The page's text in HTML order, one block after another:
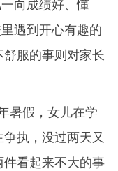
向成绩好、懂
遇到开心有趣的
服的事则对家长
假，女儿在学
执，没过两天又
看起来不大的事